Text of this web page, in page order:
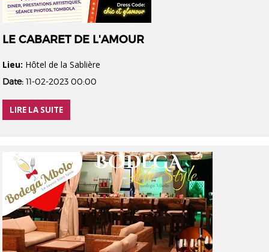
LE CABARET DE L'AMOUR
Lieu: Hôtel de la Sablière
Date: 11-02-2023 00:00
LIRE LA SUITE